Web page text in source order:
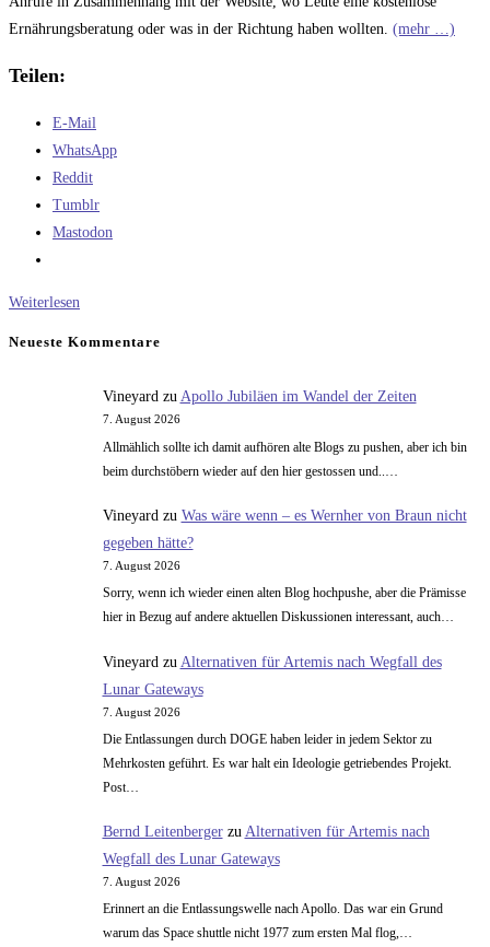
Ernährungsberatung oder was in der Richtung haben wollten. (mehr …)
Teilen:
E-Mail
WhatsApp
Reddit
Tumblr
Mastodon
Weiterlesen
Neueste Kommentare
Vineyardzu Apollo Jubiläen im Wandel der Zeiten
7. August 2026
Allmählich sollte ich damit aufhören alte Blogs zu pushen, aber ich bin
beim durchstöbern wieder auf den hier gestossen und..…
Vineyard zu Was wäre wenn – es Wernher von Braun nicht
gegeben hätte?
7. August 2026
Sorry, wenn ich wieder einen alten Blog hochpushe, aber die Prämisse
hier in Bezug auf andere aktuellen Diskussionen interessant, auch…
Vineyard zu Alternativen für Artemis nach Wegfall des
Lunar Gateways
7. August 2026
Die Entlassungen durch DOGE haben leider in jedem Sektor zu
Mehrkosten geführt. Es war halt ein Ideologie getriebendes Projekt.
Post…
Bernd Leitenbergerzu Alternativen für Artemis nach
Wegfall des Lunar Gateways
7. August 2026
Erinnert an die Entlassungswelle nach Apollo. Das war ein Grund
warum das Space shuttle nicht 1977 zum ersten Mal flog,…